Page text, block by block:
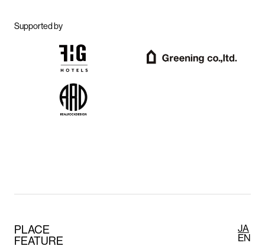
Supported by
PLACE
FEATURE
JA
EN